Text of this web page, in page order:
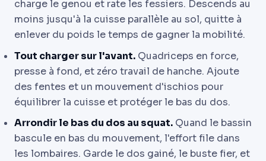
charge le genou et rate les fessiers. Descends au
moins jusqu'à la cuisse parallèle au sol, quitte à
enlever du poids le temps de gagner la mobilité.
Tout charger sur l'avant. Quadriceps en force,
presse à fond, et zéro travail de hanche. Ajoute
des fentes et un mouvement d'ischios pour
équilibrer la cuisse et protéger le bas du dos.
Arrondir le bas du dos au squat. Quand le bassin
bascule en bas du mouvement, l'effort file dans
les lombaires. Garde le dos gainé, le buste fier, et